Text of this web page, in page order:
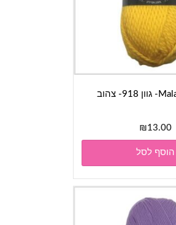
₪13.00
הוסף לסל